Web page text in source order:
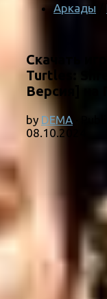
Аркады
Скачать
Turtles:
Версия] на
by DEMA ·
08.10.2024